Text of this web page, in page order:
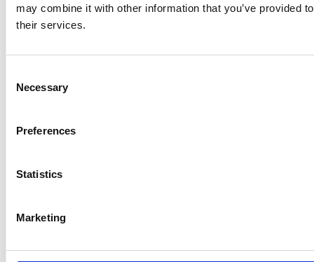
may combine it with other information that you’ve provided
their services.
Selection
Necessary
Preferences
Statistics
Marketing